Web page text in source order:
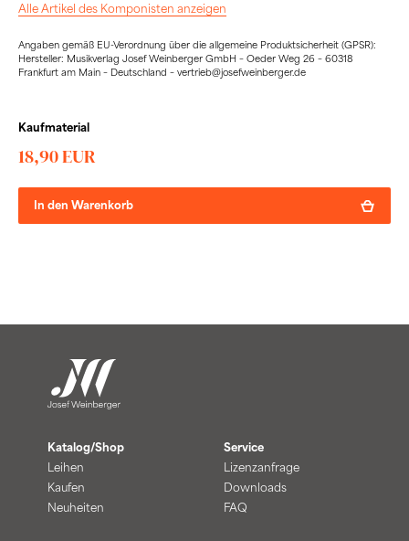
Alle Artikel des Komponisten anzeigen
Angaben gemäß EU-Verordnung über die allgemeine Produktsicherheit (GPSR):
Hersteller: Musikverlag Josef Weinberger GmbH – Oeder Weg 26 – 60318
Frankfurt am Main – Deutschland – vertrieb@josefweinberger.de
Kaufmaterial
18,90 EUR
In den Warenkorb
Katalog/Shop
Leihen
Kaufen
Neuheiten
Service
Lizenzanfrage
Downloads
FAQ